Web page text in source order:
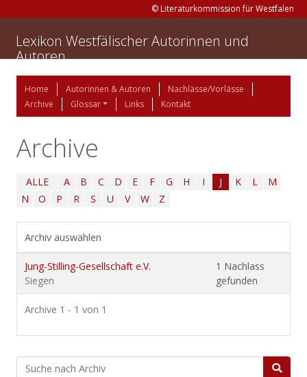
© Literaturkommission für Westfalen
Lexikon Westfälischer Autorinnen und
Autoren
Home Autorinnen & Autoren
Nachlässe/Vorlässe
Archive
Glossar Links Kontakt
Archive
ALLE A B C D E F G H I J K L
M
N
O P R S U V W Z
Archiv auswählen
Jung-Stilling-Gesellschaft e.V.
Siegen
1 Nachlass
gefunden
Archive 1 - 1 von 1